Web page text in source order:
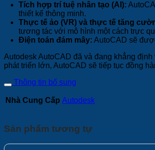
Tích hợp trí tuệ nhân tạo (AI):
thiết kế thông minh.
Thực tế ảo (VR) và thực tế tăng
tương tác với mô hình một cách trực
Điện toán đám mây: AutoCAD sẽ
Autodesk AutoCAD đã và đang khẳng
phát triển lớn, AutoCAD sẽ tiếp tục đồng
Thông tin bổ sung
Nhà Cung Cấp Autodesk
Sản phẩm tương tự